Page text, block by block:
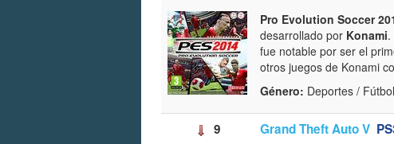
Pro Evolution Soccer
desarrollado por Konami.
fue notable por ser el
otros juegos de Konami
Género: Deportes /
9 Grand Theft Auto V